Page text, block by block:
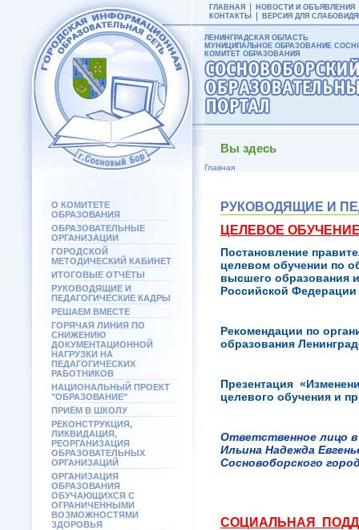
О КОМИТЕТЕ
ОБРАЗОВАНИЯ
ОБРАЗОВАТЕЛЬНЫЕ
ОРГАНИЗАЦИИ
ГОРОДСКОЙ
МЕТОДИЧЕСКИЙ КАБИНЕТ
ИТОГОВЫЕ ОТЧЁТЫ
РУКОВОДЯЩИЕ И
ПЕДАГОГИЧЕСКИЕ КАДРЫ
РЕШАЕМ ВМЕСТЕ
ГОРЯЧАЯ ЛИНИЯ ПО
СНИЖЕНИЮ
ДОКУМЕНТАЦИОННОЙ
НАГРУЗКИ НА
ПЕДАГОГИЧЕСКИХ
РАБОТНИКОВ
НАЦИОНАЛЬНЫЙ ПРОЕКТ
"ОБРАЗОВАНИЕ"
ПРИЁМ В ШКОЛУ
РЕКОНСТРУКЦИЯ,
ЛИКВИДАЦИЯ,
РЕОРГАНИЗАЦИЯ
ОБРАЗОВАТЕЛЬНЫХ
ОРГАНИЗАЦИЙ
ОРГАНИЗАЦИЯ
ОБРАЗОВАНИЯ
ОБУЧАЮЩИХСЯ С
ОГРАНИЧЕННЫМИ
ВОЗМОЖНОСТЯМИ
ЗДОРОВЬЯ
ГЛАВНАЯ
НОВОСТИ И ОБЪЯВЛЕНИЯ
КОНТАКТЫ
ВЕРСИЯ ДЛЯ
ЛЕНИНГРАДСКАЯ ОБЛАСТЬ
МУНИЦИПАЛЬНОЕ ОБРАЗОВАНИЕ
КОМИТЕТ ОБРАЗОВАНИЯ
Вы здесь
Главная
РУКОВОДЯЩИЕ И
ЦЕЛЕВОЕ
Постановление
целевом обучении по
высшего образования
Российской
Рекомендации по
образования
Презентация
целевого обучения и
Ответственное лицо в
Ильина Надежда
Сосновоборского
СОЦИАЛЬНАЯ